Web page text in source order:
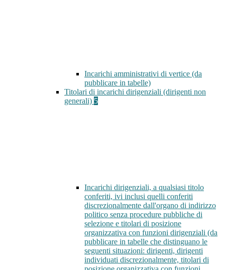
Incarichi amministrativi di vertice (da
pubblicare in tabelle)
Titolari di incarichi dirigenziali (dirigenti non
generali) 5
Incarichi dirigenziali, a qualsiasi titolo
conferiti, ivi inclusi quelli conferiti
discrezionalmente dall'organo di indirizzo
politico senza procedure pubbliche di
selezione e titolari di posizione
organizzativa con funzioni dirigenziali (da
pubblicare in tabelle che distinguano le
seguenti situazioni: dirigenti, dirigenti
individuati discrezionalmente, titolari di